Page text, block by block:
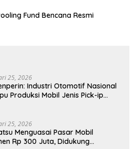
Fund Bencana Resmi
25, 2026
Industri Otomotif Nasional
Produksi Mobil Jenis Pick-ip
25, 2026
Menguasai Pasar Mobil
Rp 300 Juta, Didukung